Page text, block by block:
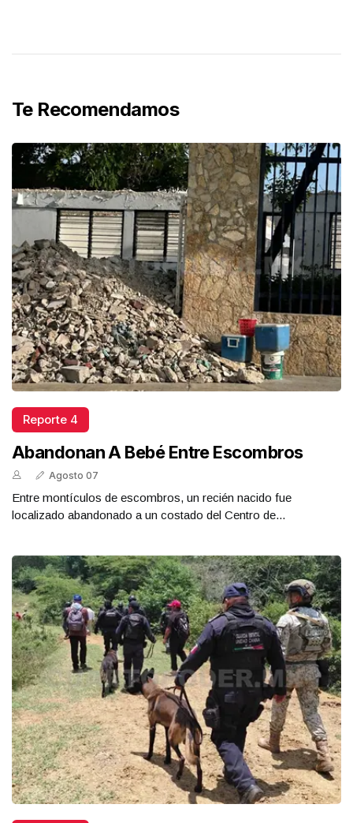
Te Recomendamos
Reporte 4
Abandonan A Bebé Entre Escombros
Agosto 07
Entre montículos de escombros, un recién nacido fue
localizado abandonado a un costado del Centro de...